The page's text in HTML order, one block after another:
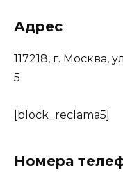
Адрес
117218, г. Москва,
5
[block_reclama5]
Номера